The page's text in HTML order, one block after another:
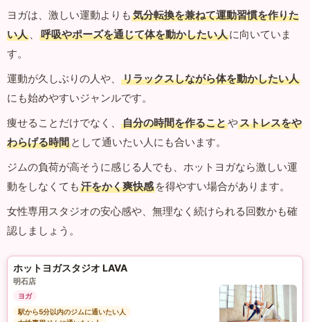
ヨガは、激しい運動よりも 気分転換を兼ねて運動習慣を作りた
い人 、 呼吸やポーズを通じて体を動かしたい人に向いていま
す。
運動が久しぶりの人や、
リラックスしながら体を動かしたい人
にも始めやすいジャンルです。
痩せることだけでなく、
自分の時間を作ることやストレスをや
わらげる時間 として通いたい人にも合います。
ジムの負荷が高そうに感じる人でも、ホットヨガなら激しい運
動をしなくても 汗をかく爽快感 を得やすい場合があります。
女性専用スタジオの安心感や、無理なく続けられる回数かも確
認しましょう。
ホットヨガスタジオ LAVA
明石店
ヨガ
駅から5分以内のジムに通いたい人